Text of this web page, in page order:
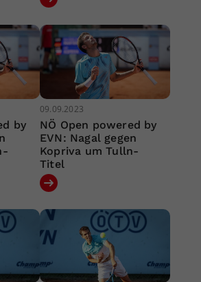
by
09.09.2023
NÖ Open powered by
EVN: Nagal gegen
Kopriva um Tulln-
Titel